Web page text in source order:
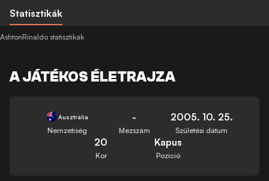
Statisztikák
AshtonRinaldo statisztikák
A JÁTÉKOS ÉLETRAJZA
Ausztrália
Nemzetiség
-
Mezszám
2005. 10. 25.
Születési dátum
20
Kor
Kapus
Pozíció